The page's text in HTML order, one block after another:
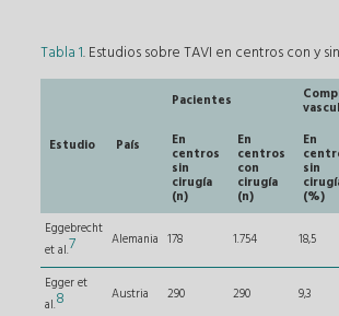
Tabla 1. Estudios sobre TAVI en centros con y
Estudio País
Pacientes
En
centros
sin
cirugía
(n)
En
centros
con
cirugía
(n)
En
sin
(%)
Eggebrecht
et al.7 Alemania 178 1.754 18,5
Egger et
al.8 Austria 290 290 9,3